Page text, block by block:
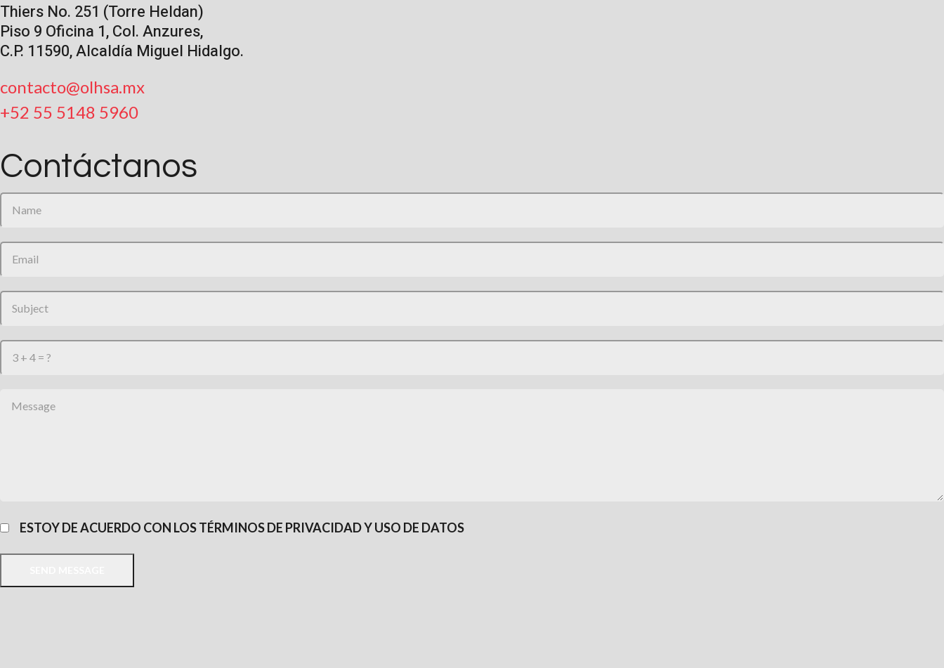
Thiers No. 251 (Torre Heldan)
Piso 9 Oficina 1, Col. Anzures,
C.P. 11590, Alcaldía Miguel Hidalgo.
contacto@olhsa.mx
+52 55 5148 5960
Contáctanos
ESTOY DE ACUERDO CON LOS TÉRMINOS DE PRIVACIDAD Y USO DE DATOS